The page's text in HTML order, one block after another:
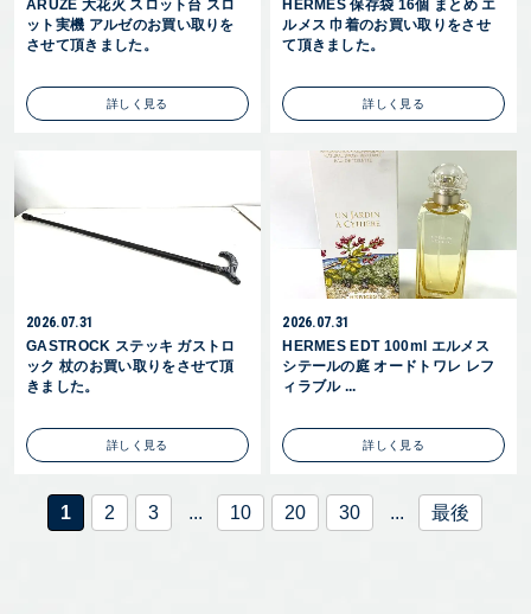
ARUZE 大花火 スロット台 スロ
ット実機 アルゼのお買い取りを
させて頂きました。
詳しく見る
HERMES 保存袋 16個 まとめ エ
ルメス 巾着のお買い取りをさせ
て頂きました。
詳しく見る
2026.07.31
GASTROCK ステッキ ガストロ
ック 杖のお買い取りをさせて頂
きました。
詳しく見る
2026.07.31
HERMES EDT 100ml エルメス
シテールの庭 オードトワレ レフ
ィラブル ...
詳しく見る
1 2 3 ... 10 20 30 ... 最後